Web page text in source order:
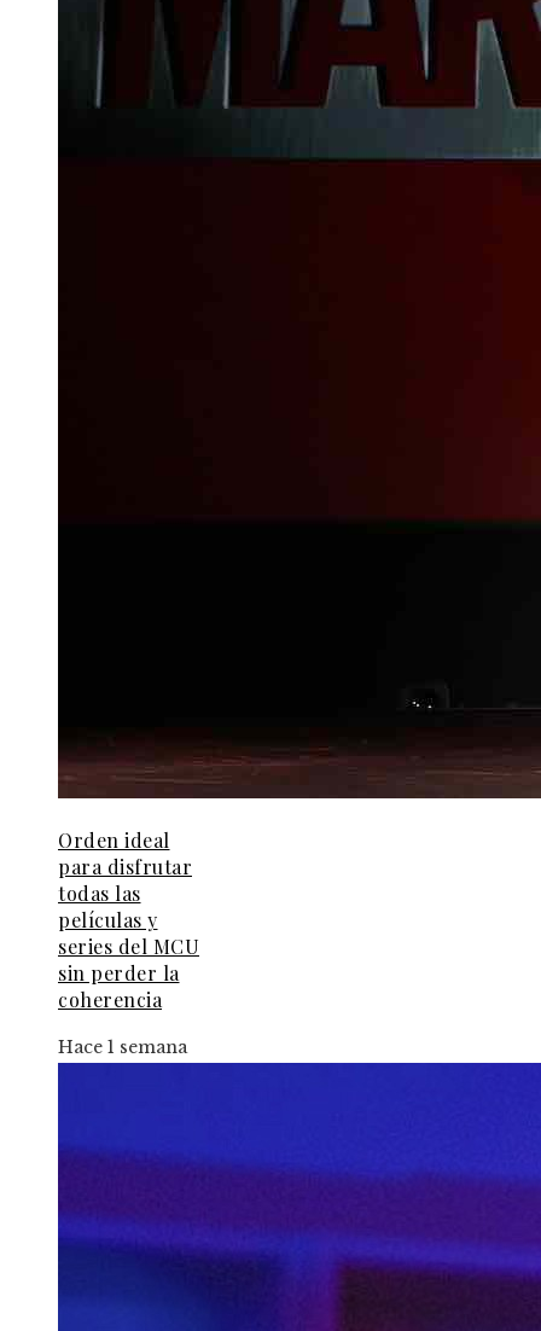
Orden ideal
para disfrutar
todas las
películas y
series del MCU
sin perder la
coherencia
Hace 1 semana